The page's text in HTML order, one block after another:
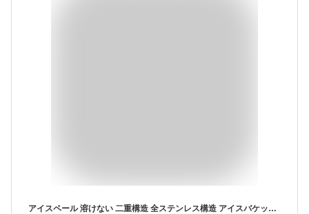
アイスペール 溶けない 二重構造 全ステンレス構造 アイスバケット ステンレス 氷入れ 真空断熱 ハンドルとフタ付 保冷用 2L 3L 大容量 プロ仕様 家庭用 業務用 送料無料